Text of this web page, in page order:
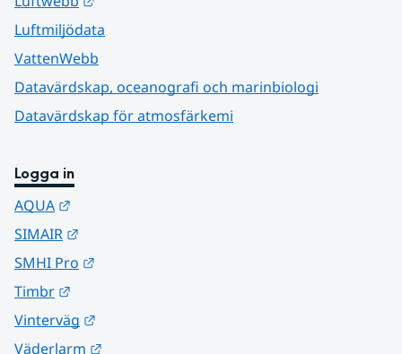
Luftmiljödata
VattenWebb
Datavärdskap, oceanografi och marinbiologi
Datavärdskap för atmosfärkemi
Logga in
AQUA
SIMAIR
SMHI Pro
Timbr
Vinterväg
Väderlarm